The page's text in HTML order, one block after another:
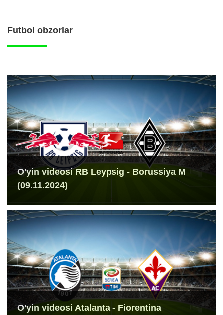
Futbol obzorlar
O'yin videosi RB Leypsig - Borussiya M
(09.11.2024)
O'yin videosi Atalanta - Fiorentina